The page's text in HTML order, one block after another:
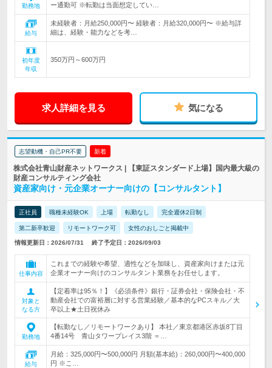
勤務地
ー通勤可 ※転勤は当面想定してい…
給与
未経験者：月給250,000円〜 経験者：月給320,000円〜 ※給与詳
細は、経験・能力などを考…
初年度
年収
350万円～600万円
求人詳細を見る 気になる
志望動機・自己PR不要 新着
株式会社青山財産ネットワークス | 【東証スタンダード上場】国内最大級の
財産コンサルティング会社
資産家向け・元企業オーナー向けの【コンサルタント】
正社員 職種未経験OK 上場 転勤なし 完全週休2日制
第二新卒歓迎 リモートワーク可 女性のおしごと掲載中
情報更新日：2026/07/31 終了予定日：2026/09/03
仕事内容
これまでの経験や希望、適性などを加味し、資産家向けまたは元
企業オーナー向けのコンサルタント業務をお任せします。
対象と
なる方
【定着率は95％！】《必須条件》銀行・証券会社・保険会社・不
動産会社での富裕層に対する営業経験／基本的なPCスキル／大
卒以上★土日祝休み
勤務地
【転勤なし／リモートワークあり】 本社／東京都港区赤坂8丁目
4番14号 青山タワープレイス3階 ＝…
給与
月給：325,000円〜500,000円 月額(基本給)：260,000円〜400,000
円 ※こ…